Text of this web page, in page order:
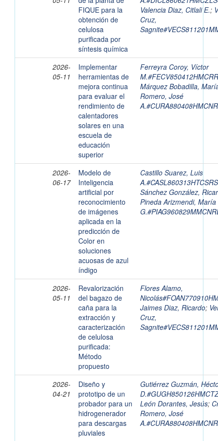
FIQUE para la
obtención de
celulosa
purificada por
síntesis química
Valencia Diaz, Citlali E.;
Cruz,
2026-
05-11
Implementar
herramientas de
mejora continua
para evaluar el
rendimiento de
calentadores
solares en una
escuela de
educación
superior
Ferreyra Coroy, Víctor
Márquez Bobadilla,
Romero, José
2026-
06-17
Modelo de
Inteligencia
artificial por
reconocimiento
de imágenes
aplicada en la
predicción de
Color en
soluciones
acuosas de azul
índigo
Castillo Suarez, Luis
Sánchez González,
Pineda Arizmendi, María
2026-
05-11
Revalorización
del bagazo de
caña para la
extracción y
caracterización
de celulosa
purificada:
Método
propuesto
Flores Alamo,
Jaimes Diaz, Ricardo;
Cruz,
2026-
04-21
Diseño y
prototipo de un
probador para un
hidrogenerador
para descargas
pluviales
Gutiérrez Guzmán,
León Dorantes, Jesús;
Romero, José